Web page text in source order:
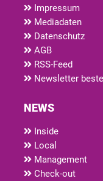
Impressum
Mediadaten
Datenschutz
AGB
RSS-Feed
Newsletter
NEWS
Inside
Local
Management
Check-out